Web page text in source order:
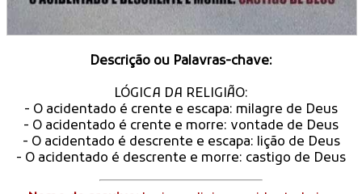
Descrição ou Palavras-chave:
LÓGICA DA RELIGIÃO:
- O acidentado é crente e escapa: milagre de Deus
- O acidentado é crente e morre: vontade de Deus
- O acidentado é descrente e escapa: lição de Deus
- O acidentado é descrente e morre: castigo de Deus